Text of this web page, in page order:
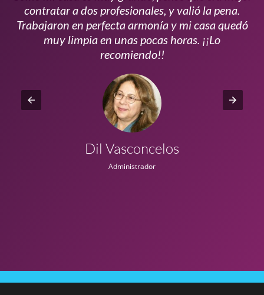
contratar a dos profesionales, y valió la pena.
Trabajaron en perfecta armonía y mi casa quedó
muy limpia en unas pocas horas. ¡¡Lo
recomiendo!!
Dil Vasconcelos
Administrador